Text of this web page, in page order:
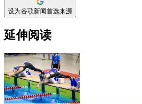
设为谷歌新闻首选来源
延伸阅读